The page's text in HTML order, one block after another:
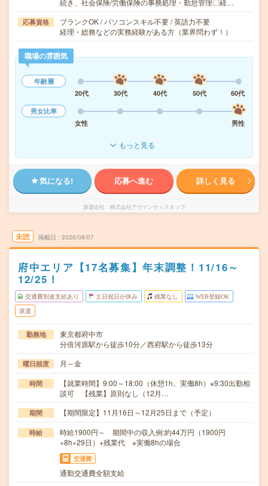
続き、社会保険/労働保険の事務処理・勤怠管理〇経…
応募資格
ブランクOK / パソコンスキル不要 / 英語力不要
経理・総務などの実務経験がある方（業界問わず！）
職場の雰囲気
年齢層
20代
30代 40代 50代
60代
男女比率
女性
男性
もっと見る
気になる! 応募へ進む 詳しく見る
派遣会社 株式会社アヴァンティスタッフ
未読 掲載日 2026/08/07
府中エリア【17名募集】年末調整！11/16～
12/25！
交通費別途支給あり 土日祝日が休み 残業なし WEB登録OK
派遣
勤務地
東京都府中市
分倍河原駅から徒歩10分／西府駅から徒歩13分
曜日頻度 月～金
時間
【就業時間】9:00～18:00（休憩1h、実働8h）※9:30出勤相
談可 【残業】原則なし（12月…
期間 【期間限定】11月16日～12月25日まで（予定）
時給
時給1900円～ 期間中の収入例:約44万円（1900円
×8h×29日）+残業代 ※実働8hの場合
交通費
通勤交通費全額支給